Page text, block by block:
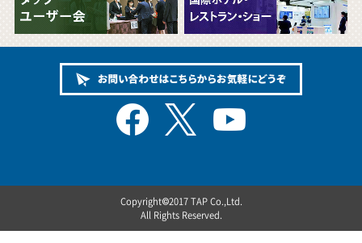
Copyright©2017 TAP Co.,Ltd.
All Rights Reserved.